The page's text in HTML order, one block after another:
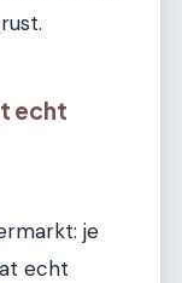
echt
je
echt